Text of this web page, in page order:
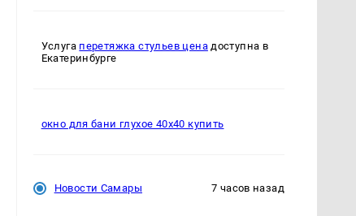
Услуга перетяжка стульев ценадоступна в
Екатеринбурге
окно для бани глухое 40х40 купить
Новости Самары 7 часов назад